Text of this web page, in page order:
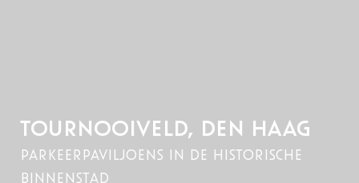
TOURNOOIVELD, DEN HAAG
parkeerpaviljoens in de historische
binnenstad